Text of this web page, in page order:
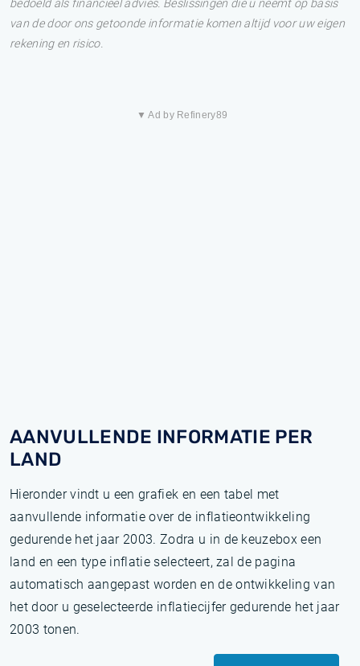
bedoeld als financieel advies. Beslissingen die u neemt op basis
van de door ons getoonde informatie komen altijd voor uw eigen
rekening en risico.
▼ Ad by Refinery89
AANVULLENDE INFORMATIE PER
LAND
Hieronder vindt u een grafiek en een tabel met
aanvullende informatie over de inflatieontwikkeling
gedurende het jaar 2003. Zodra u in de keuzebox een
land en een type inflatie selecteert, zal de pagina
automatisch aangepast worden en de ontwikkeling van
het door u geselecteerde inflatiecijfer gedurende het jaar
2003 tonen.